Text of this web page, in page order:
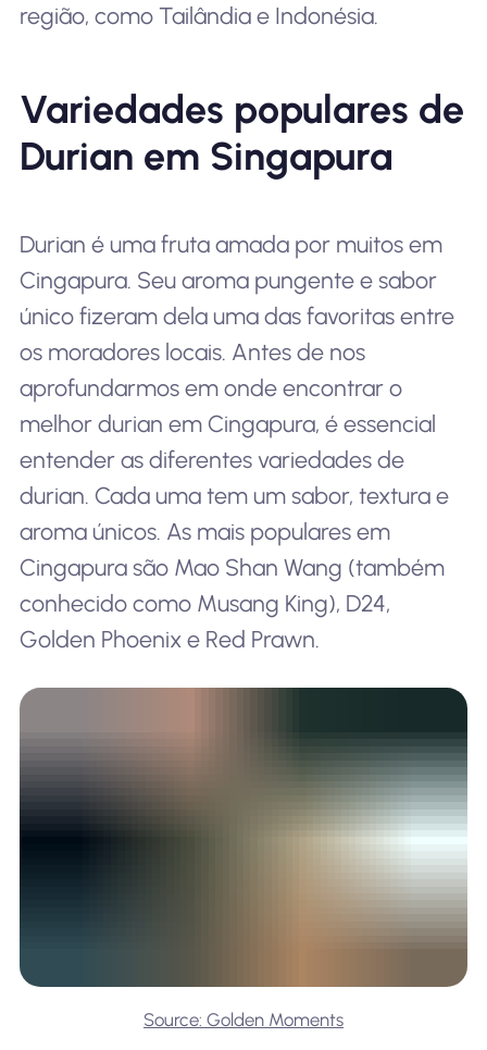
região, como Tailândia e Indonésia.
Variedades populares de
Durian em Singapura
Durian é uma fruta amada por muitos em
Cingapura. Seu aroma pungente e sabor
único fizeram dela uma das favoritas entre
os moradores locais. Antes de nos
aprofundarmos em onde encontrar o
melhor durian em Cingapura, é essencial
entender as diferentes variedades de
durian. Cada uma tem um sabor, textura e
aroma únicos. As mais populares em
Cingapura são Mao Shan Wang (também
conhecido como Musang King), D24,
Golden Phoenix e Red Prawn.
Source: Golden Moments